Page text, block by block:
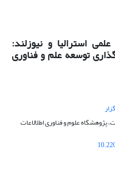
استرالیا و نیوزلند:
توسعه علم و فناوری
پژوهشگاه علوم و فناوری اطلالاعات